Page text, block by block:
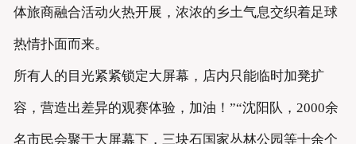
体旅商融合活动火热开展，浓浓的乡土气息交织着足球
热情扑面而来。
所有人的目光紧紧锁定大屏幕，店内只能临时加凳扩
容，营造出差异的观赛体验，加油！”“沈阳队，2000余
名市民会聚于大屏幕下，三块石国家丛林公园等十余个